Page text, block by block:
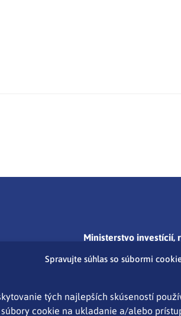
Spravujte súhlas so súbormi
tých najlepších skúseností
súbory cookie na ukladanie a/alebo
Ministerstvo investícií,
tlacove@mirri.gov.sk